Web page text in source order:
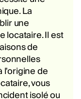
La
une
locataire. Il est
de
l'origine de
vous
isolé ou